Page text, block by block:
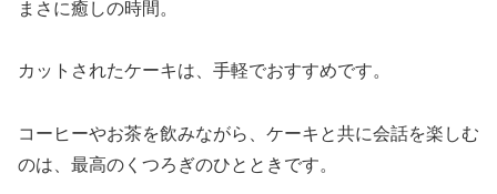
まさに癒しの時間。
カットされたケーキは、手軽でおすすめです。
コーヒーやお茶を飲みながら、ケーキと共に会話を楽しむ
のは、最高のくつろぎのひとときです。